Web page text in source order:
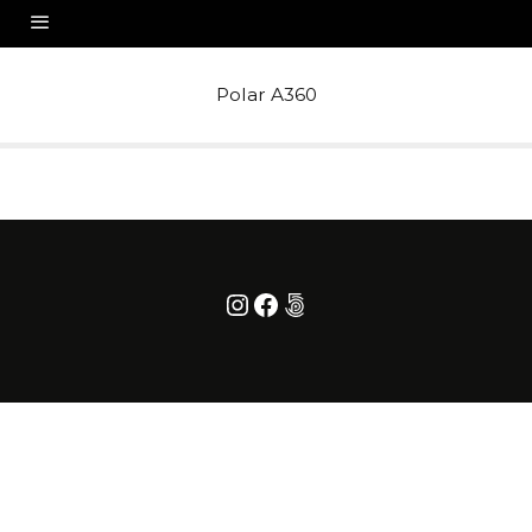
Polar A360
Instagram
Facebook
500px